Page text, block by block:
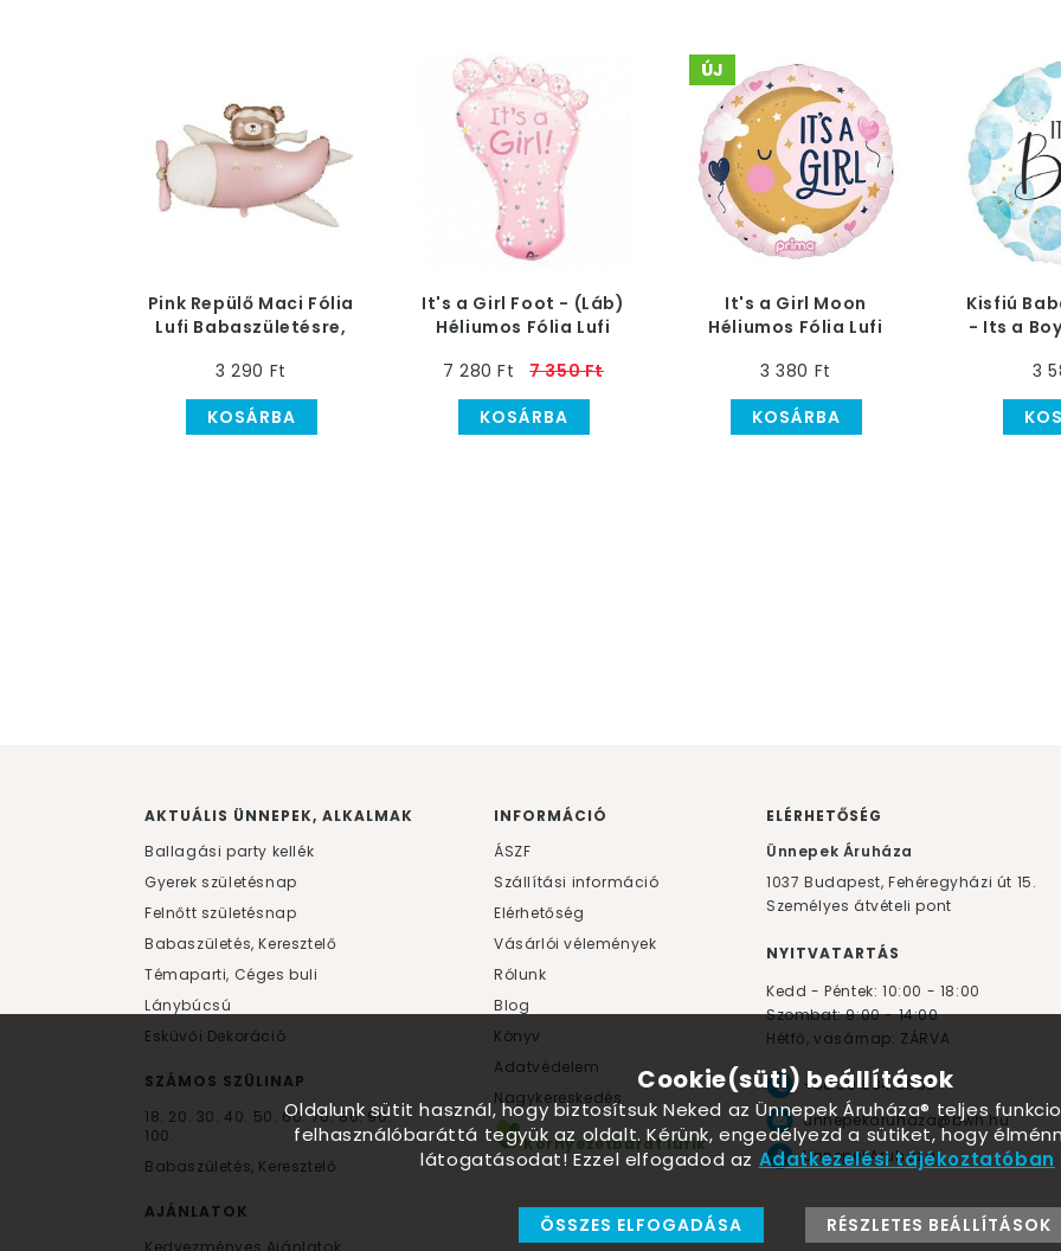
Pink Repülő Maci Fólia
Lufi Babaszületésre,
3 290 Ft
KOSÁRBA
It's a Girl Foot - (Láb)
Héliumos Fólia Lufi
7 280 Ft
7 350 Ft
KOSÁRBA
ÚJ
It's a Girl Moon
Héliumos Fólia Lufi
cm
3 380 Ft
KOSÁRBA
Kisfiú
- Its a
3
AKTUÁLIS ÜNNEPEK, ALKALMAK
Ballagási party kellék
Gyerek születésnap
Felnőtt születésnap
Babaszületés, Keresztelő
Témaparti, Céges buli
Lánybúcsú
Esküvői Dekoráció
SZÁMOS SZÜLINAP
18. 20. 30. 40. 50. 60.70.80.90.
100.
Babaszületés, Keresztelő
AJÁNLATOK
Kedvezményes Ajánlatok
INFORMÁCIÓ
ÁSZF
Szállítási információ
Elérhetőség
Vásárlói vélemények
Rólunk
Blog
Könyv
Adatvédelem
Nagykereskedés
Környezetbarát lufik
ELÉRHETŐSÉG
Ünnepek Áruháza
1037 Budapest, Fehéregyházi út 15.
Személyes átvételi pont
NYITVATARTÁS
Kedd - Péntek: 10:00 - 18:00
Szombat: 9:00 - 14:00
Hétfő, vasárnap: ZÁRVA
+36 30 984 6955
unnepekaruhaza@bwh.hu
UnnepekAruhaza
Cookie(süti) beállítások
Oldalunk sütit használ, hogy biztosítsuk Neked az Ünnepek Áruháza® teljes
felhasználóbaráttá tegyük az oldalt. Kérünk, engedélyezd a sütiket, hogy
látogatásodat! Ezzel elfogadod az Adatkezelési tájékoztatóban
ÖSSZES ELFOGADÁSA RÉSZLETES BEÁLLÍTÁSOK